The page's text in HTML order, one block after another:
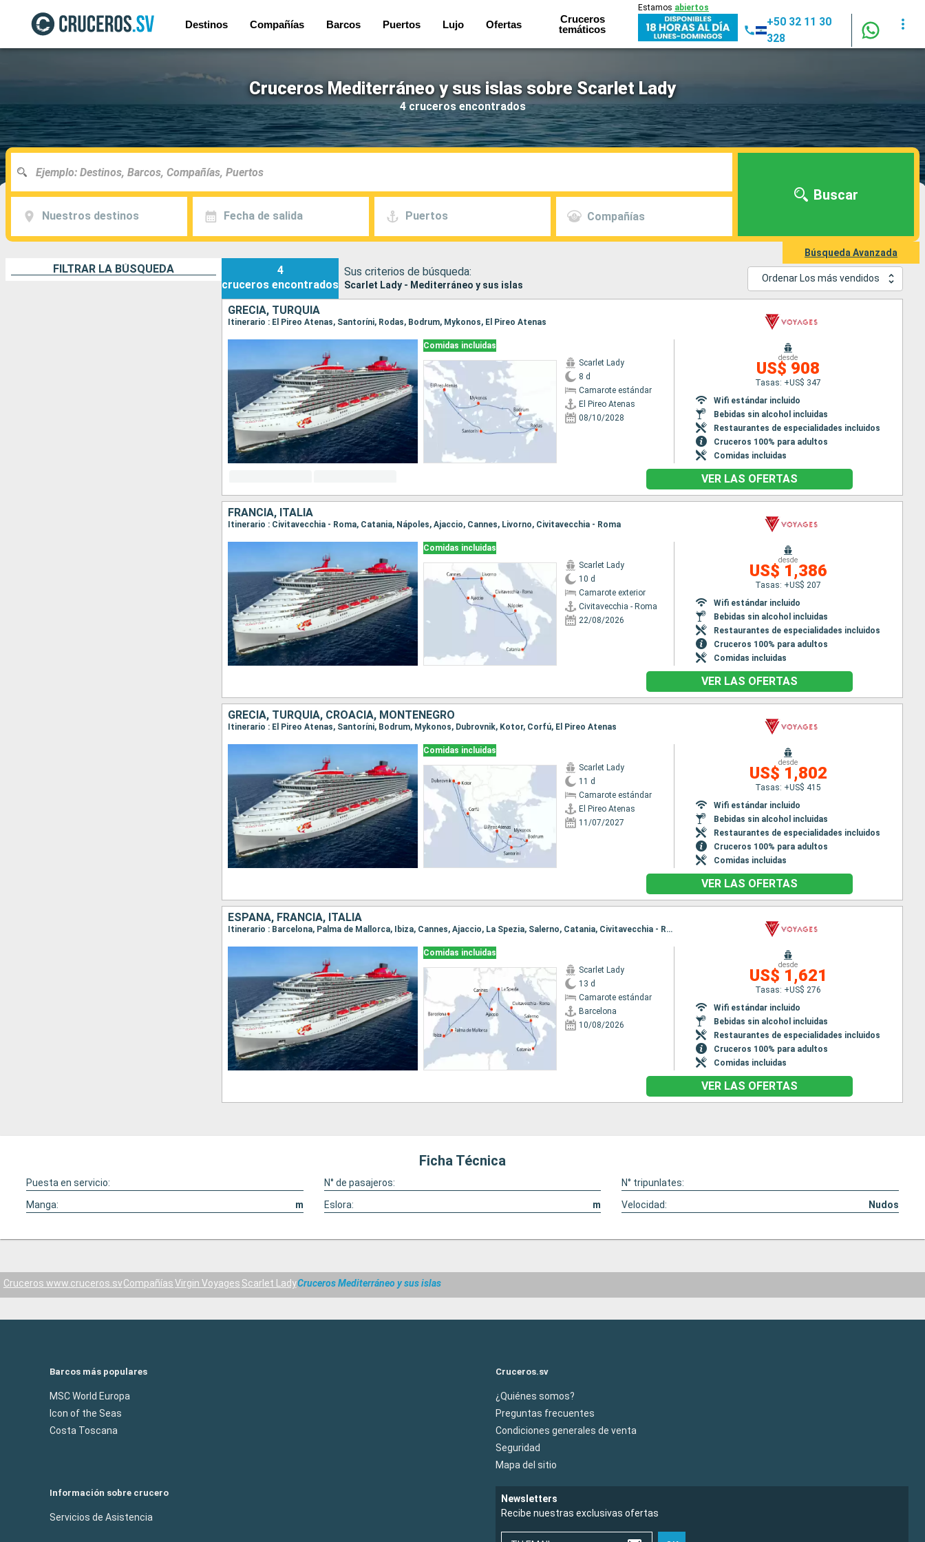
Destinos Compañías Barcos Puertos Lujo Ofertas
Cruceros
temáticos
Estamos abiertos
+50 32 11 30
328
Cruceros Mediterráneo y sus islas sobre Scarlet Lady
4 cruceros encontrados
Nuestros destinos Fecha de salida Puertos Compañías
Buscar
Búsqueda Avanzada
FILTRAR LA BÚSQUEDA
4
cruceros encontrados
Sus criterios de búsqueda:
Scarlet Lady - Mediterráneo y sus islas
Ordenar Los más vendidos
GRECIA, TURQUÍA
Itinerario : El Pireo Atenas, Santoríni, Rodas, Bodrum, Mykonos, El Pireo Atenas
Comidas incluidas
Scarlet Lady
8 d
Camarote estándar
El Pireo Atenas
08/10/2028
desde
US$ 908
Tasas: +US$ 347
Wifi estándar incluido
Bebidas sin alcohol incluidas
Restaurantes de especialidades incluidos
Cruceros 100% para adultos
Comidas incluidas
VER LAS OFERTAS
FRANCIA, ITALIA
Itinerario : Civitavecchia - Roma, Catania, Nápoles, Ajaccio, Cannes, Livorno, Civitavecchia - Roma
Comidas incluidas
Scarlet Lady
10 d
Camarote exterior
Civitavecchia - Roma
22/08/2026
desde
US$ 1,386
Tasas: +US$ 207
Wifi estándar incluido
Bebidas sin alcohol incluidas
Restaurantes de especialidades incluidos
Cruceros 100% para adultos
Comidas incluidas
VER LAS OFERTAS
GRECIA, TURQUÍA, CROACIA, MONTENEGRO
Itinerario : El Pireo Atenas, Santoríni, Bodrum, Mykonos, Dubrovnik, Kotor, Corfú, El Pireo Atenas
Comidas incluidas
Scarlet Lady
11 d
Camarote estándar
El Pireo Atenas
11/07/2027
desde
US$ 1,802
Tasas: +US$ 415
Wifi estándar incluido
Bebidas sin alcohol incluidas
Restaurantes de especialidades incluidos
Cruceros 100% para adultos
Comidas incluidas
VER LAS OFERTAS
ESPAÑA, FRANCIA, ITALIA
Itinerario : Barcelona, Palma de Mallorca, Ibiza, Cannes, Ajaccio, La Spezia, Salerno, Catania, Civitavecchia - Roma
Comidas incluidas
Scarlet Lady
13 d
Camarote estándar
Barcelona
10/08/2026
desde
US$ 1,621
Tasas: +US$ 276
Wifi estándar incluido
Bebidas sin alcohol incluidas
Restaurantes de especialidades incluidos
Cruceros 100% para adultos
Comidas incluidas
VER LAS OFERTAS
Ficha Técnica
Puesta en servicio: N° de pasajeros:
N° tripunlates:
Manga:
m Eslora: m Velocidad: Nudos
Cruceros www.cruceros.svCompañíasVirgin Voyages Scarlet LadyCruceros Mediterráneo y sus islas
Barcos más populares
MSC World Europa
Icon of the Seas
Costa Toscana
Cruceros.sv
¿Quiénes somos?
Preguntas frecuentes
Condiciones generales de venta
Seguridad
Mapa del sitio
Información sobre crucero
Servicios de Asistencia
Newsletters
Recibe nuestras exclusivas ofertas